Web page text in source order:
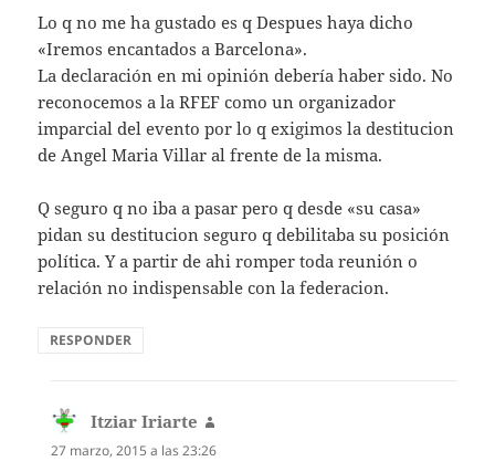
Lo q no me ha gustado es q Despues haya dicho
«Iremos encantados a Barcelona».
La declaración en mi opinión debería haber sido. No
reconocemos a la RFEF como un organizador
imparcial del evento por lo q exigimos la destitucion
de Angel Maria Villar al frente de la misma.
Q seguro q no iba a pasar pero q desde «su casa»
pidan su destitucion seguro q debilitaba su posición
política. Y a partir de ahi romper toda reunión o
relación no indispensable con la federacion.
RESPONDER
Itziar Iriarte
27 marzo, 2015 a las 23:26